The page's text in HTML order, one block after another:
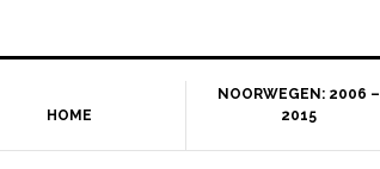
HOME
NOORWEGEN: 2006 –
2015